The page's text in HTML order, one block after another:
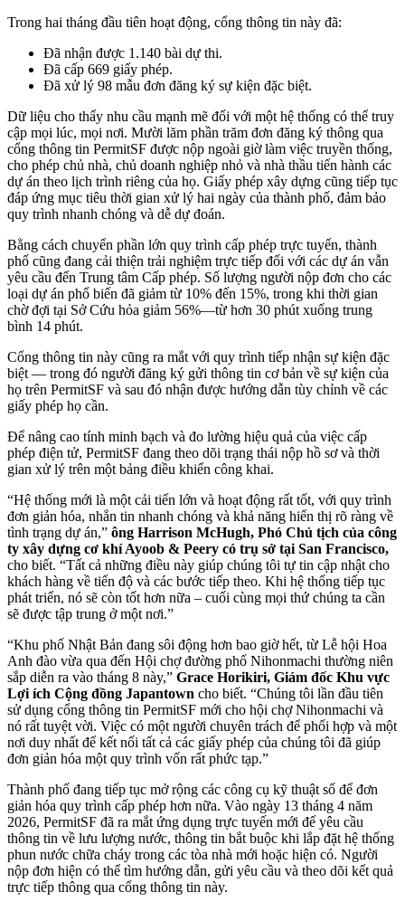
Trong hai tháng đầu tiên hoạt động, cổng thông tin này đã:
Đã nhận được 1.140 bài dự thi.
Đã cấp 669 giấy phép.
Đã xử lý 98 mẫu đơn đăng ký sự kiện đặc biệt.
Dữ liệu cho thấy nhu cầu mạnh mẽ đối với một hệ thống có thể truy
cập mọi lúc, mọi nơi. Mười lăm phần trăm đơn đăng ký thông qua
cổng thông tin PermitSF được nộp ngoài giờ làm việc truyền thống,
cho phép chủ nhà, chủ doanh nghiệp nhỏ và nhà thầu tiến hành các
dự án theo lịch trình riêng của họ. Giấy phép xây dựng cũng tiếp tục
đáp ứng mục tiêu thời gian xử lý hai ngày của thành phố, đảm bảo
quy trình nhanh chóng và dễ dự đoán.
Bằng cách chuyển phần lớn quy trình cấp phép trực tuyến, thành
phố cũng đang cải thiện trải nghiệm trực tiếp đối với các dự án vẫn
yêu cầu đến Trung tâm Cấp phép. Số lượng người nộp đơn cho các
loại dự án phổ biến đã giảm từ 10% đến 15%, trong khi thời gian
chờ đợi tại Sở Cứu hỏa giảm 56%—từ hơn 30 phút xuống trung
bình 14 phút.
Cổng thông tin này cũng ra mắt với quy trình tiếp nhận sự kiện đặc
biệt — trong đó người đăng ký gửi thông tin cơ bản về sự kiện của
họ trên PermitSF và sau đó nhận được hướng dẫn tùy chỉnh về các
giấy phép họ cần.
Để nâng cao tính minh bạch và đo lường hiệu quả của việc cấp
phép điện tử, PermitSF đang theo dõi trạng thái nộp hồ sơ và thời
gian xử lý trên một bảng điều khiển công khai.
“Hệ thống mới là một cải tiến lớn và hoạt động rất tốt, với quy trình
đơn giản hóa, nhắn tin nhanh chóng và khả năng hiển thị rõ ràng về
tình trạng dự án,” ông Harrison McHugh, Phó Chủ tịch của công
ty xây dựng cơ khí Ayoob & Peery có trụ sở tại San Francisco,
cho biết. “Tất cả những điều này giúp chúng tôi tự tin cập nhật cho
khách hàng về tiến độ và các bước tiếp theo. Khi hệ thống tiếp tục
phát triển, nó sẽ còn tốt hơn nữa – cuối cùng mọi thứ chúng ta cần
sẽ được tập trung ở một nơi.”
“Khu phố Nhật Bản đang sôi động hơn bao giờ hết, từ Lễ hội Hoa
Anh đào vừa qua đến Hội chợ đường phố Nihonmachi thường niên
sắp diễn ra vào tháng 8 này,” Grace Horikiri, Giám đốc Khu vực
Lợi ích Cộng đồng Japantown cho biết. “Chúng tôi lần đầu tiên
sử dụng cổng thông tin PermitSF mới cho hội chợ Nihonmachi và
nó rất tuyệt vời. Việc có một người chuyên trách để phối hợp và một
nơi duy nhất để kết nối tất cả các giấy phép của chúng tôi đã giúp
đơn giản hóa một quy trình vốn rất phức tạp.”
Thành phố đang tiếp tục mở rộng các công cụ kỹ thuật số để đơn
giản hóa quy trình cấp phép hơn nữa. Vào ngày 13 tháng 4 năm
2026, PermitSF đã ra mắt ứng dụng trực tuyến mới để yêu cầu
thông tin về lưu lượng nước, thông tin bắt buộc khi lắp đặt hệ thống
phun nước chữa cháy trong các tòa nhà mới hoặc hiện có. Người
nộp đơn hiện có thể tìm hướng dẫn, gửi yêu cầu và theo dõi kết quả
trực tiếp thông qua cổng thông tin này.